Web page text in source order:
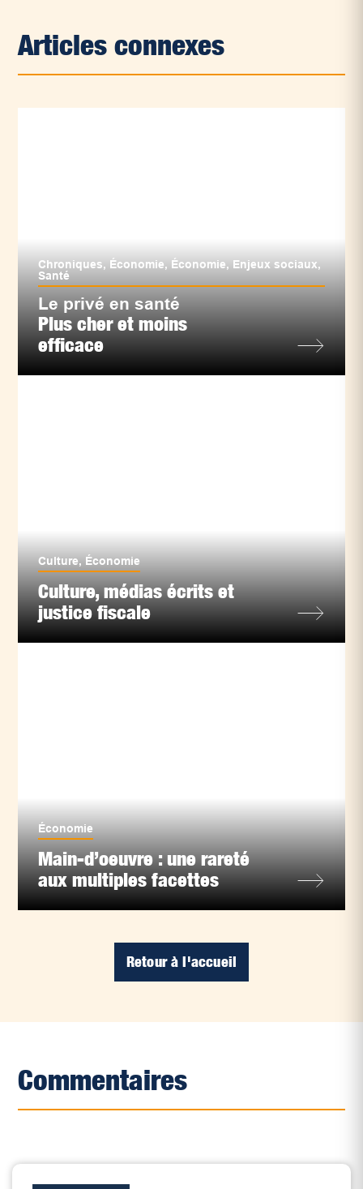
Articles connexes
Chroniques, Économie, Économie, Enjeux sociaux,
Santé
Le privé en santé
Plus cher et moins
efficace
Culture, Économie
Culture, médias écrits et
justice fiscale
Économie
Main-d’oeuvre : une rareté
aux multiples facettes
Retour à l'accueil
Commentaires